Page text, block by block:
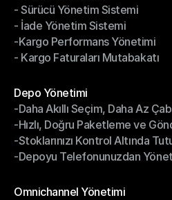
- Bildirimler & Takip
- Sürücü Yönetim Sistemi
- Sürücü Yönetim Sistemi
- İade Yönetim Sistemi
- İade Yönetim Sistemi
-Kargo Performans Yönetimi
-Kargo Performans Yönetimi
- Kargo Faturaları Mutabakatı
Depo Yönetimi
Depo Yönetimi
-Daha Akıllı Seçim, Daha Az
-Daha Akıllı Seçim, Daha Az
-Hızlı, Doğru Paketleme ve
-Hızlı, Doğru Paketleme ve
-Stoklarınızı Kontrol Altında
-Stoklarınızı Kontrol Altında
-Depoyu Telefonunuzdan
Omnichannel Yönetimi